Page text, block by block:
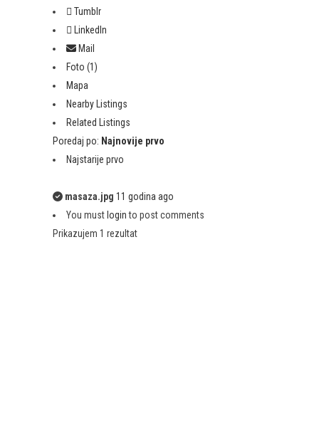
Tumblr
LinkedIn
Mail
Foto (1)
Mapa
Nearby Listings
Related Listings
Poredaj po: Najnovije prvo
Najstarije prvo
masaza.jpg 11 godina ago
You must loginto post comments
Prikazujem 1 rezultat